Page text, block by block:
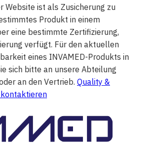
Website ist als Zusicherung zu
Produkt in einem
eine bestimmte Zertifizierung,
verfügt. Für den aktuellen
eines INVAMED-Produkts in
sich bitte an unsere Abteilung
an den Vertrieb. Quality &